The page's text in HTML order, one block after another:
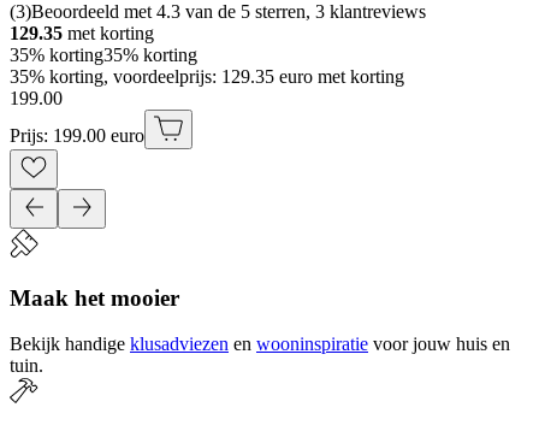
(3)Beoordeeld met 4.3 van de 5 sterren, 3 klantreviews
129.35 met korting
35% korting35% korting
35% korting, voordeelprijs: 129.35 euro met korting
199.00
Prijs: 199.00 euro
Maak het mooier
Bekijk handige klusadviezen en wooninspiratie voor jouw huis en
tuin.